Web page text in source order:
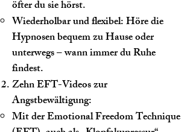
öfter du sie hörst.
Wiederholbar und flexibel: Höre die
Hypnosen bequem zu Hause oder
unterwegs – wann immer du Ruhe
findest.
Zehn EFT-Videos zur
Angstbewältigung:
Mit der Emotional Freedom Technique